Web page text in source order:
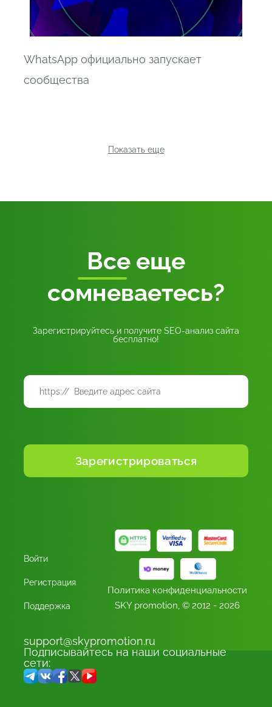
WhatsApp официально запускает
сообщества
Показать еще
Все еще
сомневаетесь?
Зарегистрируйтесь и получите SEO-анализ сайта
бесплатно!
Войти
Регистрация
Поддержка
Политика конфиденциальности
SKY promotion, © 2012 - 2026
support@skypromotion.ru
Подписывайтесь на наши социальные
сети: